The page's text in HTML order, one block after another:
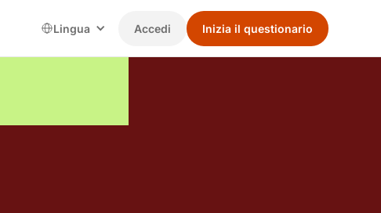
Lingua Accedi Inizia il questionario